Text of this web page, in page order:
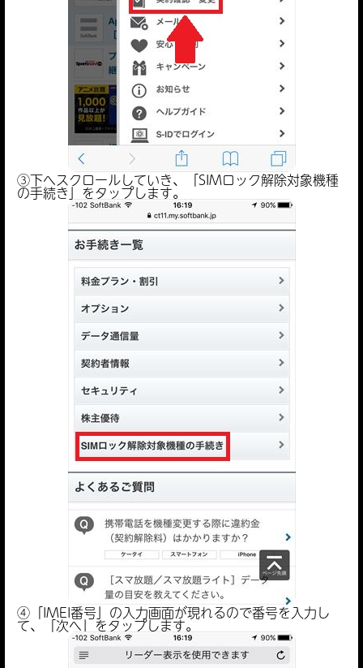
③下へスクロールしていき、「SIMロック解除対象機種
の手続き」をタップします。
④「IMEI番号」の入力画面が現れるので番号を入力し
て、「次へ」をタップします。